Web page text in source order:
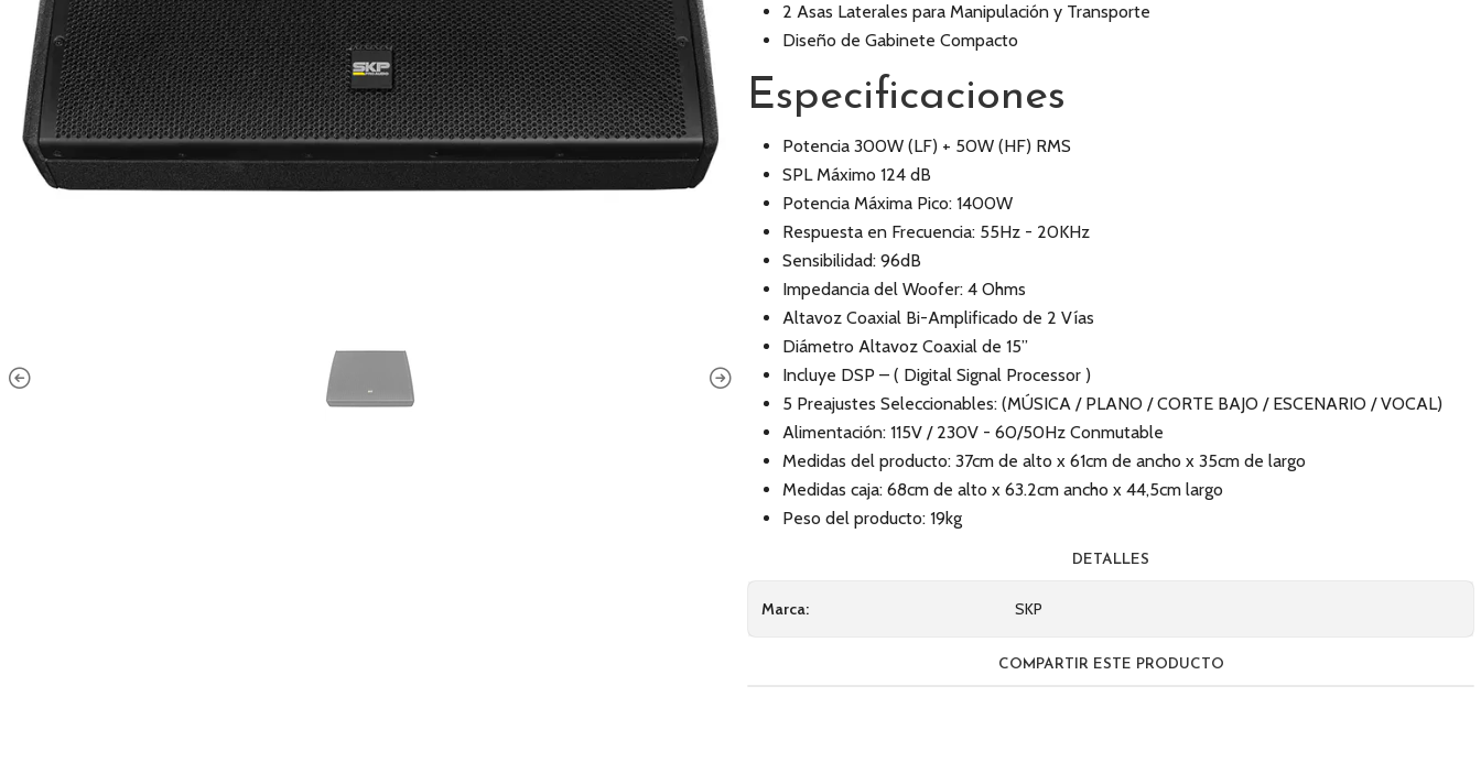
2 Asas Laterales para Manipulación y Transporte
Diseño de Gabinete Compacto
Especificaciones
Potencia 300W (LF) + 50W (HF) RMS
SPL Máximo 124 dB
Potencia Máxima Pico: 1400W
Respuesta en Frecuencia: 55Hz - 20KHz
Sensibilidad: 96dB
Impedancia del Woofer: 4 Ohms
Altavoz Coaxial Bi-Amplificado de 2 Vías
Diámetro Altavoz Coaxial de 15”
Incluye DSP – ( Digital Signal Processor )
5 Preajustes Seleccionables: (MÚSICA / PLANO / CORTE BAJO / ESCENARIO / VOCAL)
Alimentación: 115V / 230V - 60/50Hz Conmutable
Medidas del producto: 37cm de alto x 61cm de ancho x 35cm de largo
Medidas caja: 68cm de alto x 63.2cm ancho x 44,5cm largo
Peso del producto: 19kg
DETALLES
Marca: SKP
COMPARTIR ESTE PRODUCTO